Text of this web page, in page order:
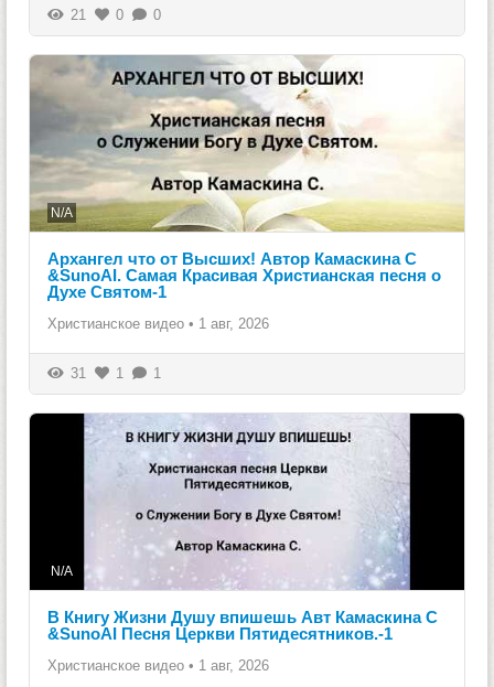
21 0 0
N/A
Архангел что от Высших! Автор Камаскина С
&SunoAI. Самая Красивая Христианская песня о
Духе Святом-1
Христианское видео • 1 авг, 2026
31 1 1
N/A
В Книгу Жизни Душу впишешь Авт Камаскина С
&SunoAI Песня Церкви Пятидесятников.-1
Христианское видео • 1 авг, 2026